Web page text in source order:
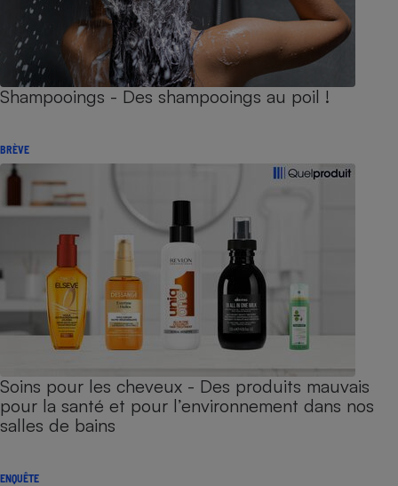
Shampooings - Des shampooings au poil !
BRÈVE
Soins pour les cheveux - Des produits mauvais
pour la santé et pour l’environnement dans nos
salles de bains
ENQUÊTE